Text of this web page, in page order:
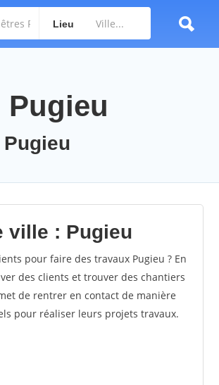
Lieu
ville : Pugieu
pour faire des travaux Pugieu ? En
des clients et trouver des chantiers
de rentrer en contact de manière
pour réaliser leurs projets travaux.